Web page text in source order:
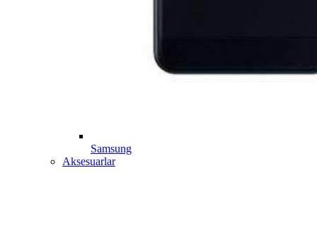
Samsung
Aksesuarlar